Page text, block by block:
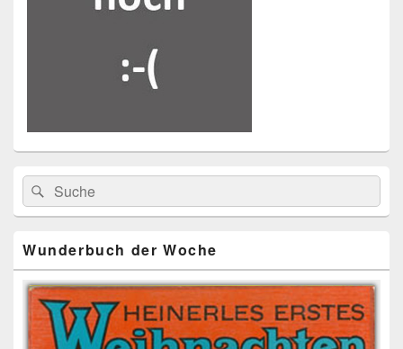
Primärer
Seitenleisten
Widget-
Bereich
Search
for:
Suche
Wunderbuch der Woche